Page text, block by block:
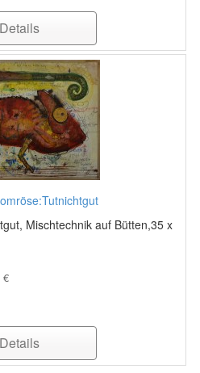
Details
Mischtechnik auf Bütten,35 x
€
Details